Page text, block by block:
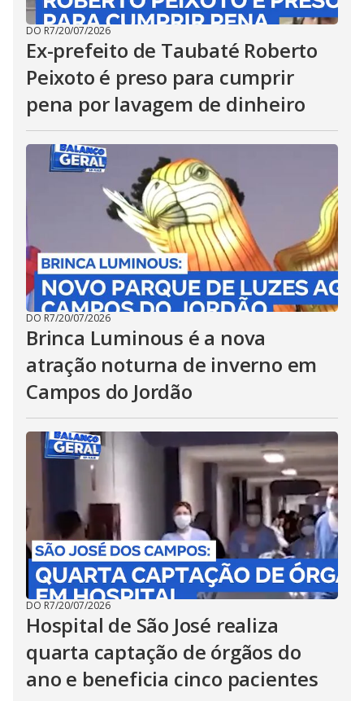
DO R7/20/07/2026
Ex-prefeito de Taubaté Roberto
Peixoto é preso para cumprir
pena por lavagem de dinheiro
DO R7/20/07/2026
Brinca Luminous é a nova
atração noturna de inverno em
Campos do Jordão
DO R7/20/07/2026
Hospital de São José realiza
quarta captação de órgãos do
ano e beneficia cinco pacientes